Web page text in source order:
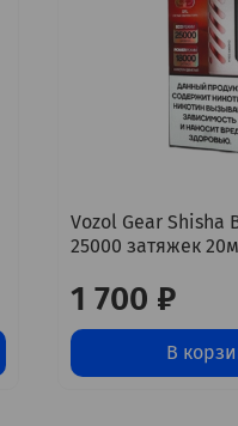
Vozol Gear Shisha
25000 затяжек
1 700 ₽
В